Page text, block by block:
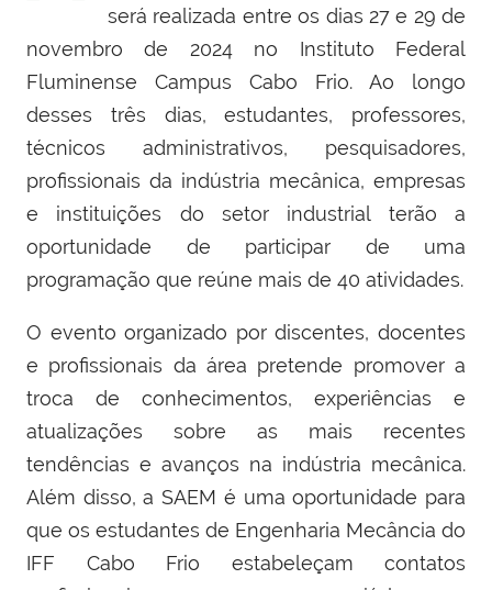
será realizada entre os dias 27 e 29 de
novembro de 2024 no Instituto Federal
Fluminense Campus Cabo Frio. Ao longo
desses três dias, estudantes, professores,
técnicos administrativos, pesquisadores,
profissionais da indústria mecânica, empresas
e instituições do setor industrial terão a
oportunidade de participar de uma
programação que reúne mais de 40 atividades.
O evento organizado por discentes, docentes
e profissionais da área pretende promover a
troca de conhecimentos, experiências e
atualizações sobre as mais recentes
tendências e avanços na indústria mecânica.
Além disso, a SAEM é uma oportunidade para
que os estudantes de Engenharia Mecância do
IFF Cabo Frio estabeleçam contatos